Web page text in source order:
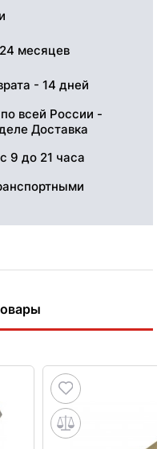
месяцев
- 14 дней
всей России -
Доставка
9 до 21 часа